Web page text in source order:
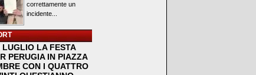
correttamente un
incidente...
LUGLIO LA FESTA
PERUGIA IN PIAZZA
CON I QUATTRO